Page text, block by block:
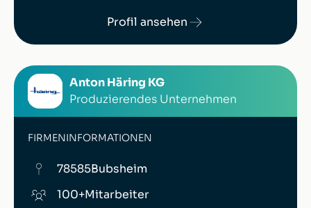
Profil ansehen
Anton Häring KG
Produzierendes Unternehmen
FIRMENINFORMATIONEN
78585Bubsheim
100+Mitarbeiter